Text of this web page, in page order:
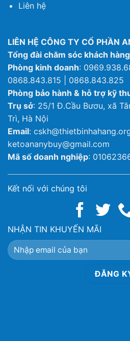
Liên hệ
LIÊN HỆ CÔNG TY CỔ PHẦN
Tổng đài chăm sóc khách
Phòng kinh doanh:
0868.843.815 | 0868.843.825
Phòng bảo hành & hỗ trợ kỹ
Trụ sở: 25/1 Đ.Cầu Bươu, xã
Trì, Hà Nội
Email:
ketoananybuy@gmail.com
Mã số doanh nghiệp:
Kết nối với chúng tôi
NHẬN TIN KHUYẾN MÃI